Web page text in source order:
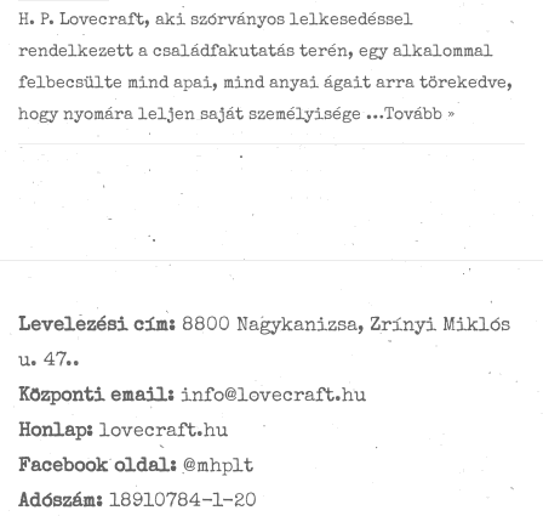
H. P. Lovecraft, aki szórványos lelkesedéssel
rendelkezett a családfakutatás terén, egy alkalommal
felbecsülte mind apai, mind anyai ágait arra törekedve,
hogy nyomára leljen saját személyisége …Tovább »
Levelezési cím: 8800 Nagykanizsa, Zrínyi Miklós
u. 47..
Központi email: info@lovecraft.hu
Honlap: lovecraft.hu
Facebook oldal: @mhplt
Adószám: 18910784-1-20